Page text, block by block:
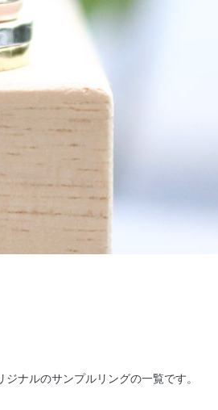
ナルのサンプルリングの一覧です。